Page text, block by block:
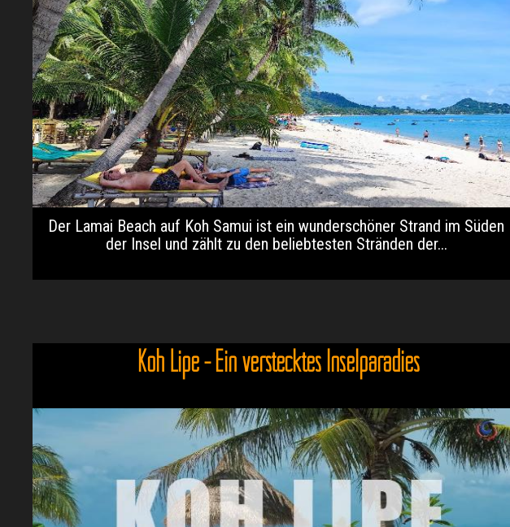
Der Lamai Beach auf Koh Samui ist ein wunderschöner Strand im Süden
der Insel und zählt zu den beliebtesten Stränden der...
Koh Lipe - Ein verstecktes Inselparadies